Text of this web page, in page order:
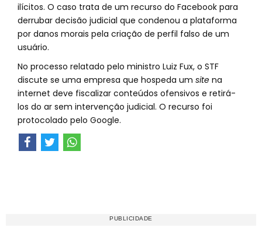
ilícitos. O caso trata de um recurso do Facebook para
derrubar decisão judicial que condenou a plataforma
por danos morais pela criação de perfil falso de um
usuário.
No processo relatado pelo ministro Luiz Fux, o STF
discute se uma empresa que hospeda um site na
internet deve fiscalizar conteúdos ofensivos e retirá-
los do ar sem intervenção judicial. O recurso foi
protocolado pelo Google.